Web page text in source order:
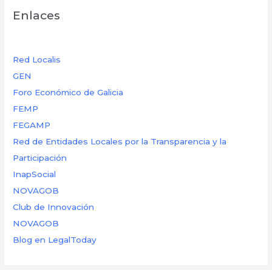
Enlaces
Red Localis
GEN
Foro Económico de Galicia
FEMP
FEGAMP
Red de Entidades Locales por la Transparencia y la
Participación
InapSocial
NOVAGOB
Club de Innovación
NOVAGOB
Blog en LegalToday